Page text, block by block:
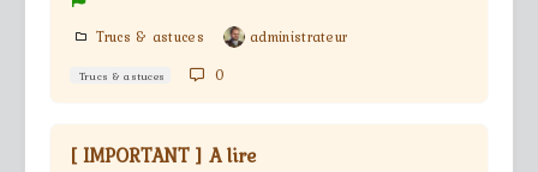
Trucs & astuces administrateur
Trucs & astuces 0
[ IMPORTANT ] A lire